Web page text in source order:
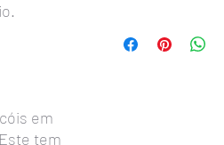
em
tem
Primeiro passo: